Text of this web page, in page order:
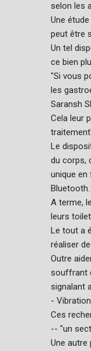
selon les
Une
peut être
Un tel
ce bien
"Si vous
les
Saransh
Cela leur
Le
du corps,
unique
A terme,
leurs
Le tout a
réaliser
Outre
souffrant
signalant
-
Ces
-- "un
Une autre